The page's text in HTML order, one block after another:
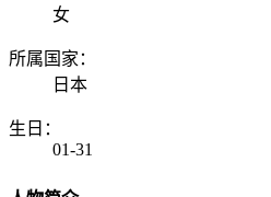
女
所属国家：
日本
生日：
01-31